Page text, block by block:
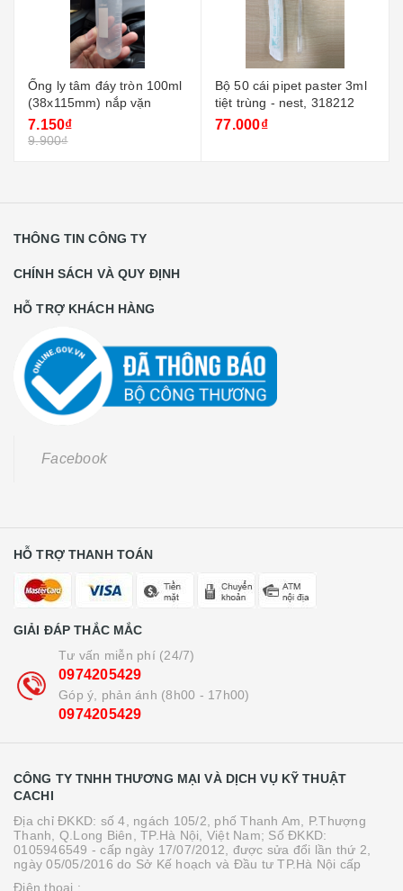
Ống ly tâm đáy tròn 100ml
(38x115mm) nắp vặn
7.150₫
9.900₫
Bộ 50 cái pipet paster 3ml
tiệt trùng - nest, 318212
77.000₫
THÔNG TIN CÔNG TY
CHÍNH SÁCH VÀ QUY ĐỊNH
HỖ TRỢ KHÁCH HÀNG
Facebook
HỖ TRỢ THANH TOÁN
GIẢI ĐÁP THẮC MẮC
Tư vấn miễn phí (24/7)
0974205429
Góp ý, phản ánh (8h00 - 17h00)
0974205429
CÔNG TY TNHH THƯƠNG MẠI VÀ DỊCH VỤ KỸ THUẬT
CACHI
Địa chỉ ĐKKD: số 4, ngách 105/2, phố Thanh Am, P.Thượng
Thanh, Q.Long Biên, TP.Hà Nội, Việt Nam; Số ĐKKD:
0105946549 - cấp ngày 17/07/2012, được sửa đổi lần thứ 2,
ngày 05/05/2016 do Sở Kế hoạch và Đầu tư TP.Hà Nội cấp
Điện thoại :